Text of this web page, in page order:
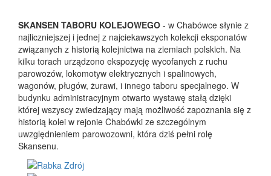
SKANSEN TABORU KOLEJOWEGO - w Chabówce słynie z
najliczniejszej i jednej z najciekawszych kolekcji eksponatów
związanych z historią kolejnictwa na ziemiach polskich. Na
kilku torach urządzono ekspozycję wycofanych z ruchu
parowozów, lokomotyw elektrycznych i spalinowych,
wagonów, pługów, żurawi, i innego taboru specjalnego. W
budynku administracyjnym otwarto wystawę stałą dzięki
której wszyscy zwiedzający mają możliwość zapoznania się z
historią kolei w rejonie Chabówki ze szczególnym
uwzględnieniem parowozowni, która dziś pełni rolę
Skansenu.